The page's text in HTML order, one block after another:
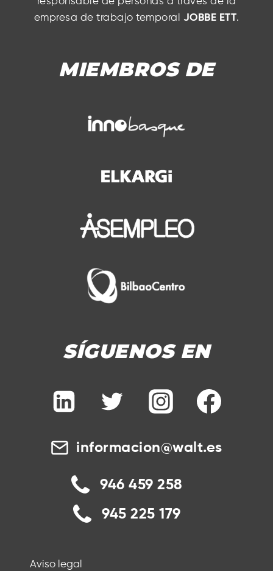
empresa de trabajo temporal JOBBE ETT .
MIEMBROS DE
SÍGUENOS EN
informacion@walt.es
946 459 258
945 225 179
Aviso legal